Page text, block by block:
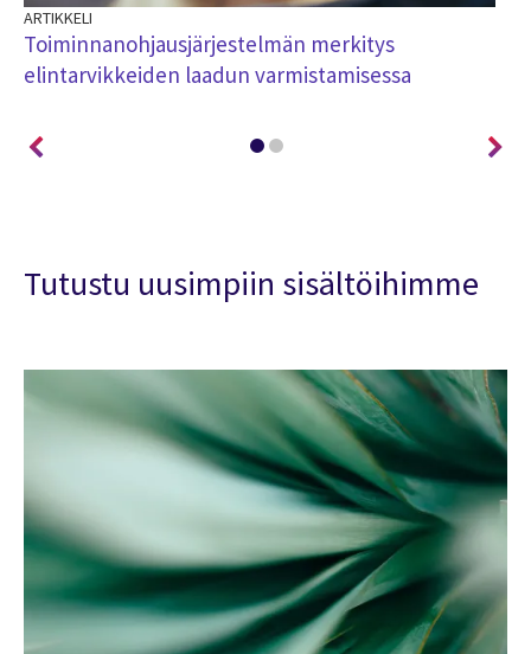
ARTIKKELI
Toiminnanohjausjärjestelmän merkitys
elintarvikkeiden laadun varmistamisessa
Tutustu uusimpiin sisältöihimme